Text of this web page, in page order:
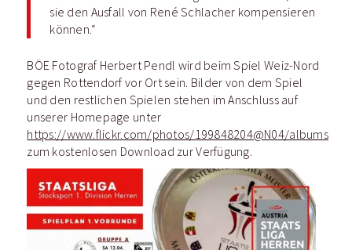
sie den Ausfall von René Schlacher kompensieren
können.“
BÖE Fotograf Herbert Pendl wird beim Spiel Weiz-Nord
gegen Rottendorf vor Ort sein. Bilder von dem Spiel
und den restlichen Spielen stehen im Anschluss auf
unserer Homepage unter
https://www.flickr.com/photos/199848204@N04/albums
zum kostenlosen Download zur Verfügung.